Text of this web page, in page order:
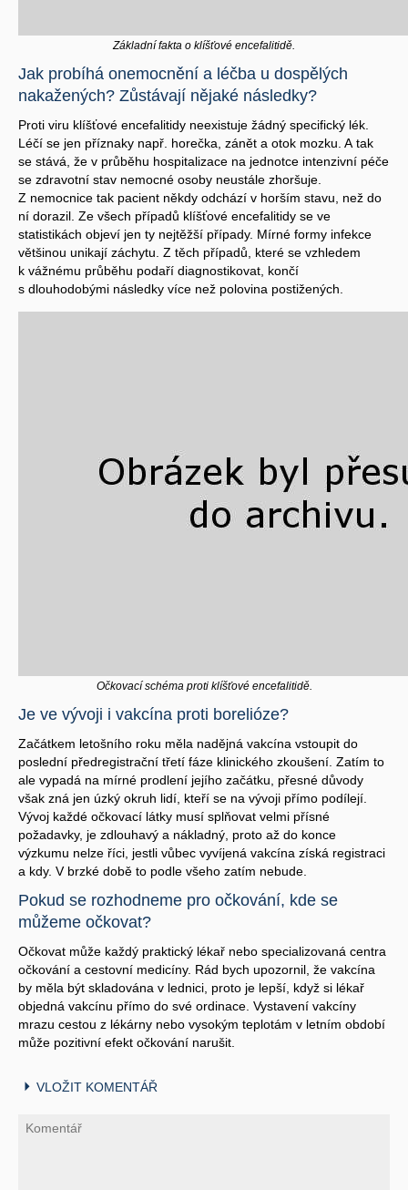
Základní fakta o klíšťové encefalitidě.
Jak probíhá onemocnění a léčba u dospělých
nakažených? Zůstávají nějaké následky?
Proti viru klíšťové encefalitidy neexistuje žádný specifický lék.
Léčí se jen příznaky např. horečka, zánět a otok mozku. A tak
se stává, že v průběhu hospitalizace na jednotce intenzivní péče
se zdravotní stav nemocné osoby neustále zhoršuje.
Z nemocnice tak pacient někdy odchází v horším stavu, než do
ní dorazil. Ze všech případů klíšťové encefalitidy se ve
statistikách objeví jen ty nejtěžší případy. Mírné formy infekce
většinou unikají záchytu. Z těch případů, které se vzhledem
k vážnému průběhu podaří diagnostikovat, končí
s dlouhodobými následky více než polovina postižených.
Očkovací schéma proti klíšťové encefalitidě.
Je ve vývoji i vakcína proti borelióze?
Začátkem letošního roku měla nadějná vakcína vstoupit do
poslední předregistrační třetí fáze klinického zkoušení. Zatím to
ale vypadá na mírné prodlení jejího začátku, přesné důvody
však zná jen úzký okruh lidí, kteří se na vývoji přímo podílejí.
Vývoj každé očkovací látky musí splňovat velmi přísné
požadavky, je zdlouhavý a nákladný, proto až do konce
výzkumu nelze říci, jestli vůbec vyvíjená vakcína získá registraci
a kdy. V brzké době to podle všeho zatím nebude.
Pokud se rozhodneme pro očkování, kde se
můžeme očkovat?
Očkovat může každý praktický lékař nebo specializovaná centra
očkování a cestovní medicíny. Rád bych upozornil, že vakcína
by měla být skladována v lednici, proto je lepší, když si lékař
objedná vakcínu přímo do své ordinace. Vystavení vakcíny
mrazu cestou z lékárny nebo vysokým teplotám v letním období
může pozitivní efekt očkování narušit.
VLOŽIT KOMENTÁŘ